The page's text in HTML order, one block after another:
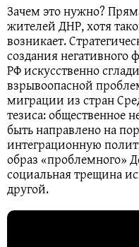
Зачем это нужно?
жителей ДНР, хотя
возникает.
создания негативного
РФ искусственно
взрывоопасной
миграции из стран
тезиса: общественное
быть направлено на
интеграционную
образ «проблемного»
социальная трещина
другой.